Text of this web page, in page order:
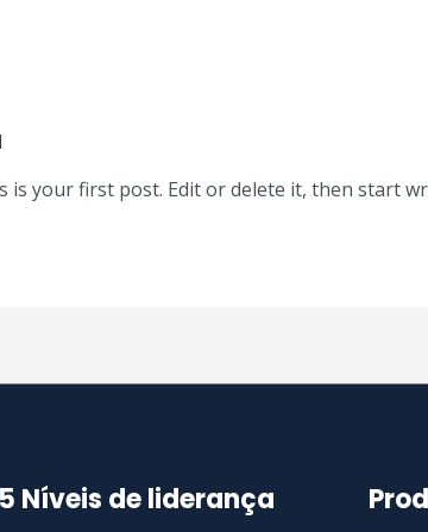
is your first post. Edit or delete it, then start
5 Níveis de liderança